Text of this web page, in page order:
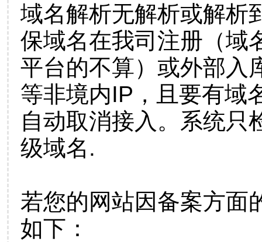
域名解析无解析或解析
保域名在我司注册（域
平台的不算）或外部入
等非境内IP，且要有域
自动取消接入。系统只
级域名.
若您的网站因备案方面
如下：